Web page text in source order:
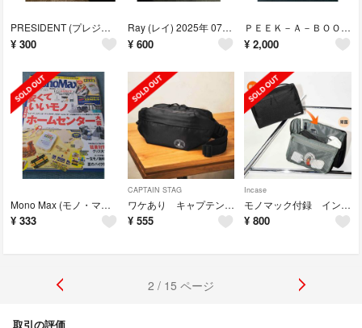
PRESIDENT (プレジデント) 2025年 5/30号 [雑誌]
¥ 300
Ray (レイ) 2025年 07月号 [雑誌]
¥ 600
ＰＥＥＫ－Ａ－ＢＯＯ ＡＣＡＤＥＭＹ公式テキストブックＴＨＥ ＢＥＧＩＮＮＩＮＧ
¥ 2,000
Mono Max (モノ・マックス) 2025年 07月号 [雑誌]
¥ 333
CAPTAIN STAG
ワケあり キャプテンスタッグ ボディバッグ
¥ 555
Incase
モノマック付録 インケース万能ケース
¥ 800
2 / 15 ページ
取引の評価